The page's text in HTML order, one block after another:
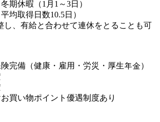
期休暇（1月1～3日）
均取得日数10.5日）
し、有給と合わせて連休をとることも可
完備（健康・雇用・労災・厚生年金）
買い物ポイント優遇制度あり